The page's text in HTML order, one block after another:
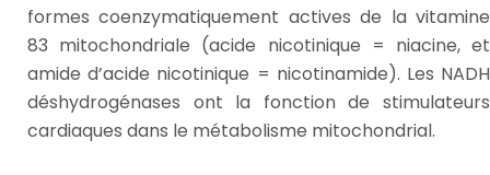
formes coenzymatiquement actives de la vitamine
83 mitochondriale (acide nicotinique = niacine, et
amide d’acide nicotinique = nicotinamide). Les NADH
déshydrogénases ont la fonction de stimulateurs
cardiaques dans le métabolisme mitochondrial.